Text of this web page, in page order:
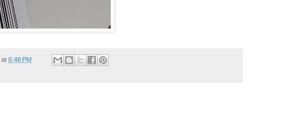
at 6:48 PM